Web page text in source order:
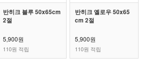
반히크 블루 50x65cm
2절
5,900원
110원 적립
반히크 옐로우 50x65
cm 2절
5,900원
110원 적립